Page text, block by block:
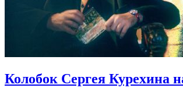
Колобок Сергея Курехина